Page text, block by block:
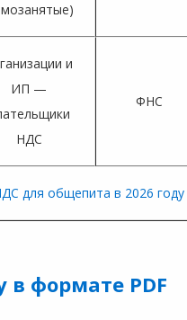
и
ИП —
НДС
ФНС
для общепита в 2026 году
в формате PDF